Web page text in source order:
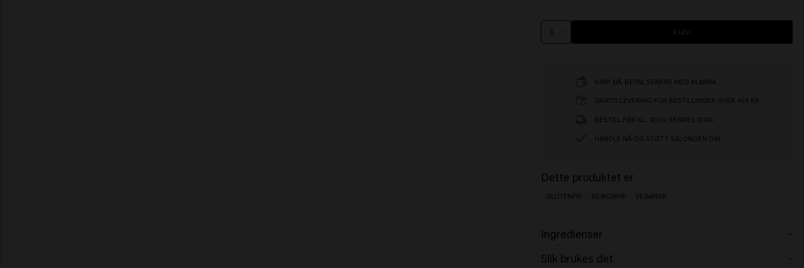
KJØP
KJØP NÅ, BETAL SENERE MED KLARNA
GRATIS LEVERING FOR BESTILLINGER OVER 450 KR
BESTILL FØR KL. 12:00, SENDES IDAG
HANDLE NÅ OG STØTT SALONGEN DIN
Dette produktet er
GLUTENFRI SILIKONFRI VEGANSK
Ingredienser
Behentrimonium Chloride, Cetrimonium Chloride, Cetyl Esters, Parfum
Slik brukes det